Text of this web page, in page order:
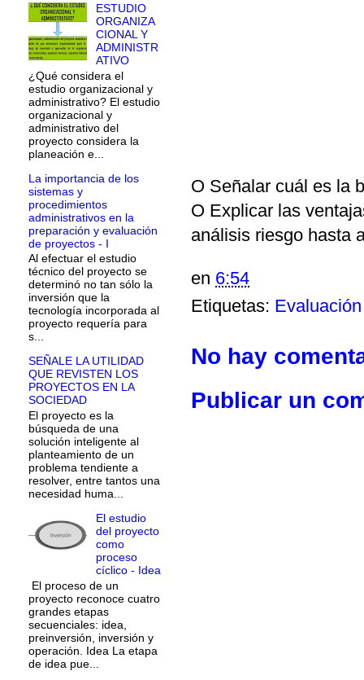
O Señalar cuál es la
O Explicar las
análisis riesgo hasta
en 6:54
Etiquetas:
No hay
Publicar un
ESTUDIO
ORGANIZA
CIONAL Y
ADMINISTR
ATIVO
¿Qué considera el
estudio organizacional y
administrativo? El estudio
organizacional y
administrativo del
proyecto considera la
planeación e...
La importancia de los
sistemas y
procedimientos
administrativos en la
preparación y evaluación
de proyectos - I
Al efectuar el estudio
técnico del proyecto se
determinó no tan sólo la
inversión que la
tecnología incorporada al
proyecto requería para
s...
SEÑALE LA UTILIDAD
QUE REVISTEN LOS
PROYECTOS EN LA
SOCIEDAD
El proyecto es la
búsqueda de una
solución inteligente al
planteamiento de un
problema tendiente a
resolver, entre tantos una
necesidad huma...
El estudio
del proyecto
como
proceso
cíclico - Idea
El proceso de un
proyecto reconoce cuatro
grandes etapas
secuenciales: idea,
preinversión, inversión y
operación. Idea La etapa
de idea pue...